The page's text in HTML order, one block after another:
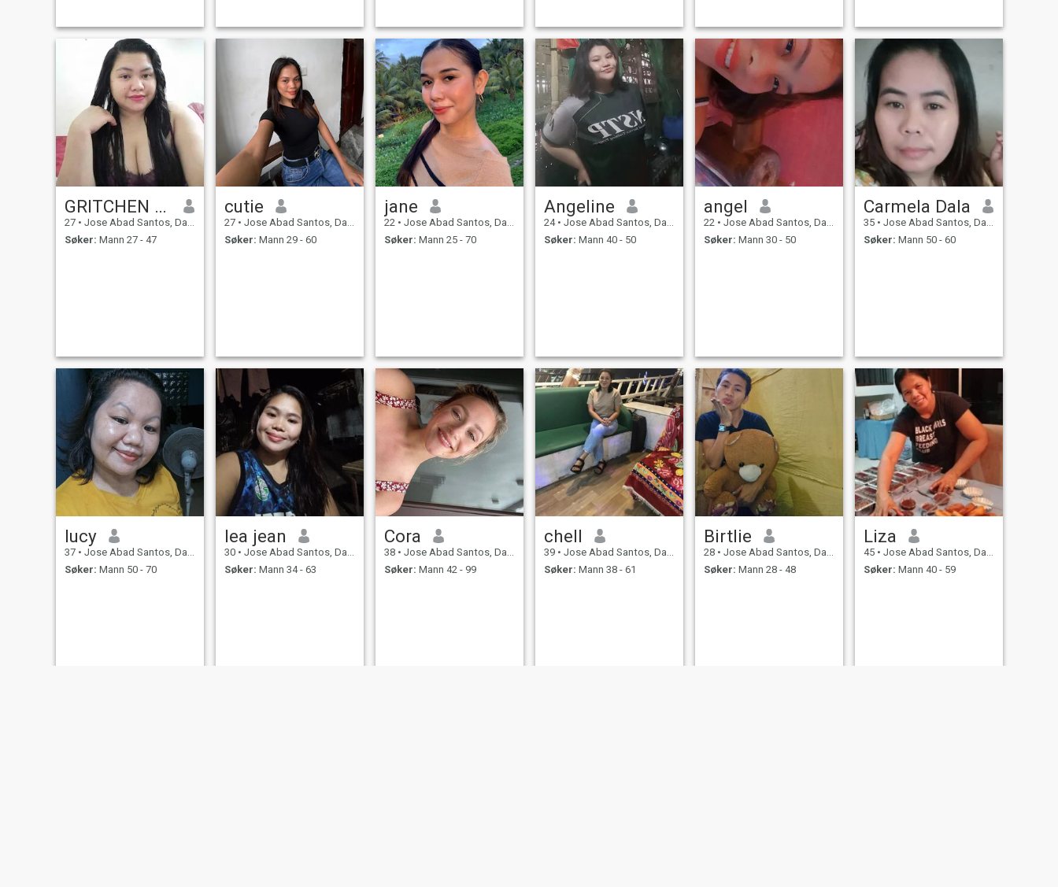
GRITCHEN GADVI
27 • Jose Abad Santos, Davao del Sur, Filippinene
Søker: Mann 27 - 47
cutie
27 • Jose Abad Santos, Davao del Sur, Filippinene
Søker: Mann 29 - 60
jane
22 • Jose Abad Santos, Davao del Sur, Filippinene
Søker: Mann 25 - 70
Angeline
24 • Jose Abad Santos, Davao del Sur, Filippinene
Søker: Mann 40 - 50
angel
22 • Jose Abad Santos, Davao del Sur, Filippinene
Søker: Mann 30 - 50
Carmela Dala
35 • Jose Abad Santos, Davao del Sur, Filippinene
Søker: Mann 50 - 60
lucy
37 • Jose Abad Santos, Davao del Sur, Filippinene
Søker: Mann 50 - 70
lea jean
30 • Jose Abad Santos, Davao del Sur, Filippinene
Søker: Mann 34 - 63
Cora
38 • Jose Abad Santos, Davao del Sur, Filippinene
Søker: Mann 42 - 99
chell
39 • Jose Abad Santos, Davao del Sur, Filippinene
Søker: Mann 38 - 61
Birtlie
28 • Jose Abad Santos, Davao del Sur, Filippinene
Søker: Mann 28 - 48
Liza
45 • Jose Abad Santos, Davao del Sur, Filippinene
Søker: Mann 40 - 59